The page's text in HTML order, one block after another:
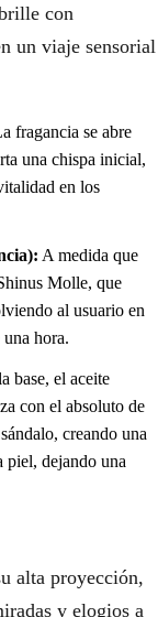
con
un viaje sensorial
fragancia se abre
una chispa inicial,
en los
A medida que
Molle, que
al usuario en
hora.
base, el aceite
con el absoluto de
creando una
piel, dejando una
alta proyección,
y elogios a